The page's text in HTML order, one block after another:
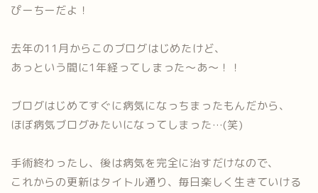
ぴーちーだよ！
去年の11月からこのブログはじめたけど、
あっという間に1年経ってしまった〜あ〜！！
ブログはじめてすぐに病気になっちまったもんだから、
ほぼ病気ブログみたいになってしまった…(笑)
手術終わったし、後は病気を完全に治すだけなので、
これからの更新はタイトル通り、毎日楽しく生きていける